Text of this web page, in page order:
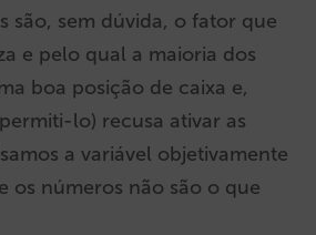
são, sem dúvida, o fator que
e pelo qual a maioria dos
boa posição de caixa e,
lo) recusa ativar as
a variável objetivamente
os números não são o que